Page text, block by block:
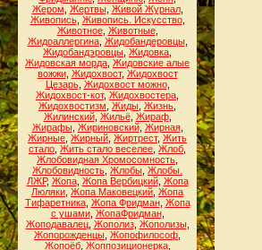
Жером Жертвы, Живой Журнал,
Живопись, Живопись. Искусство,
Животное, Животные,
Жидоаллергина, Жидобандеровцы,
Жидобандэровцы Жидовка
Жидовская морда Жидовские алые
вожжи, Жидохвост, Жидохвост
Цезарь, Жидохвост можно,
Жидохвост-кот, Жидохвостера
Жидохвостизм Жиды Жизнь
Жилинский, Жильё, Жираф,
Жирафы, Жириновский, Жирная,
Жирные Жирный Жиртрест, Жить
стало Жить стало веселее Жлоб
Жлобовидная Хромосомность
Жлобовидность Жлобы Жлобы.
ЛЖР, Жопа, Жопа Вербицкий, Жопа
Люляки Жопа Маковецкий Жопа
Тифаретника, Жопа Фридман, Жопа
с ушами, ЖопаФридман,
Жоподавалец, Жополиз, Жополизы,
Жопорожденцы Жопофилософ
Жопоёб, Жоппозиционерка,